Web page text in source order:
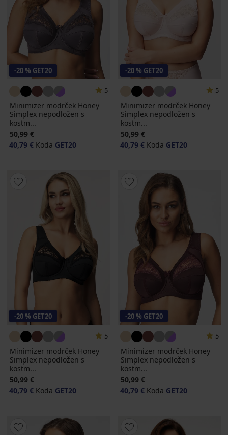
-20 % GET20
5
Minimizer modrček Honey
Simplex nepodložen s
kostm...
50,99 €
40,79 € Koda GET20
-20 % GET20
5
Minimizer modrček Honey
Simplex nepodložen s
kostm...
50,99 €
40,79 € Koda GET20
-20 % GET20
5
Minimizer modrček Honey
Simplex nepodložen s
kostm...
50,99 €
40,79 € Koda GET20
-20 % GET20
5
Minimizer modrček Honey
Simplex nepodložen s
kostm...
50,99 €
40,79 € Koda GET20